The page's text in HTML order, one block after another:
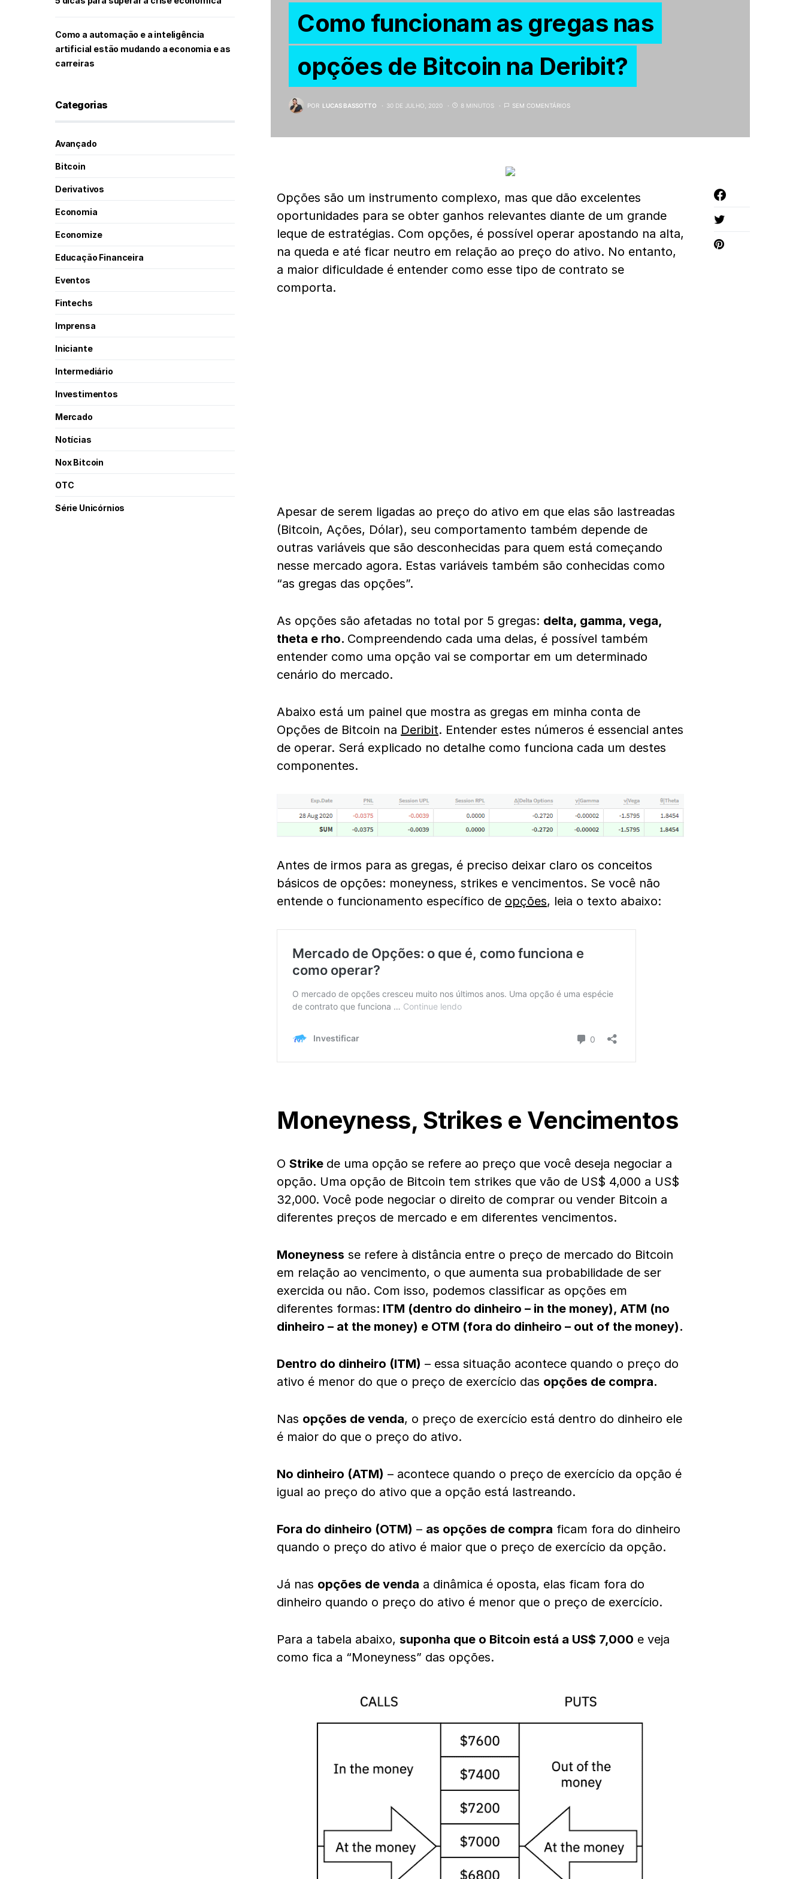
Como funcionam as gregas nas
opções de Bitcoin na Deribit?
POR LUCAS BASSOTTO 30 DE JULHO, 2020 8 MINUTOS SEM COMENTÁRIOS
Opções são um instrumento complexo, mas que dão excelentes
oportunidades para se obter ganhos relevantes diante de um grande
leque de estratégias. Com opções, é possível operar apostando na alta,
na queda e até ficar neutro em relação ao preço do ativo. No entanto,
a maior dificuldade é entender como esse tipo de contrato se
comporta.
Apesar de serem ligadas ao preço do ativo em que elas são lastreadas
(Bitcoin, Ações, Dólar), seu comportamento também depende de
outras variáveis que são desconhecidas para quem está começando
nesse mercado agora. Estas variáveis também são conhecidas como
“as gregas das opções”.
As opções são afetadas no total por 5 gregas: delta, gamma, vega,
theta e rho. Compreendendo cada uma delas, é possível também
entender como uma opção vai se comportar em um determinado
cenário do mercado.
Abaixo está um painel que mostra as gregas em minha conta de
Opções de Bitcoin na Deribit. Entender estes números é essencial antes
de operar. Será explicado no detalhe como funciona cada um destes
componentes.
Antes de irmos para as gregas, é preciso deixar claro os conceitos
básicos de opções: moneyness, strikes e vencimentos. Se você não
entende o funcionamento específico de opções, leia o texto abaixo:
Moneyness, Strikes e Vencimentos
O Strike de uma opção se refere ao preço que você deseja negociar a
opção. Uma opção de Bitcoin tem strikes que vão de US$ 4,000 a US$
32,000. Você pode negociar o direito de comprar ou vender Bitcoin a
diferentes preços de mercado e em diferentes vencimentos.
Moneyness se refere à distância entre o preço de mercado do Bitcoin
em relação ao vencimento, o que aumenta sua probabilidade de ser
exercida ou não. Com isso, podemos classificar as opções em
diferentes formas: ITM (dentro do dinheiro – in the money), ATM (no
dinheiro – at the money) e OTM (fora do dinheiro – out of the money).
Dentro do dinheiro (ITM) – essa situação acontece quando o preço do
ativo é menor do que o preço de exercício das opções de compra.
Nas opções de venda, o preço de exercício está dentro do dinheiro ele
é maior do que o preço do ativo.
No dinheiro (ATM) – acontece quando o preço de exercício da opção é
igual ao preço do ativo que a opção está lastreando.
Fora do dinheiro (OTM) – as opções de compra ficam fora do dinheiro
quando o preço do ativo é maior que o preço de exercício da opção.
Já nas opções de venda a dinâmica é oposta, elas ficam fora do
dinheiro quando o preço do ativo é menor que o preço de exercício.
Para a tabela abaixo, suponha que o Bitcoin está a US$ 7,000 e veja
como fica a “Moneyness” das opções.
Como a automação e a inteligência
artificial estão mudando a economia e as
carreiras
Categorias
Avançado
Bitcoin
Derivativos
Economia
Economize
Educação Financeira
Eventos
Fintechs
Imprensa
Iniciante
Intermediário
Investimentos
Mercado
Notícias
Nox Bitcoin
OTC
Série Unicórnios